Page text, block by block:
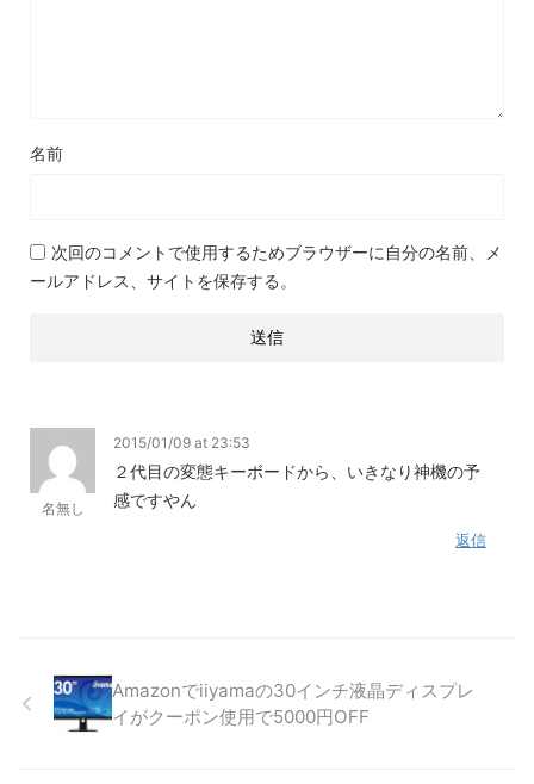
名前
次回のコメントで使用するためブラウザーに自分の名前、メ
ールアドレス、サイトを保存する。
名無し
2015/01/09 at 23:53
２代目の変態キーボードから、いきなり神機の予
感ですやん
返信
Amazonでiiyamaの30インチ液晶ディスプレ
イがクーポン使用で5000円OFF